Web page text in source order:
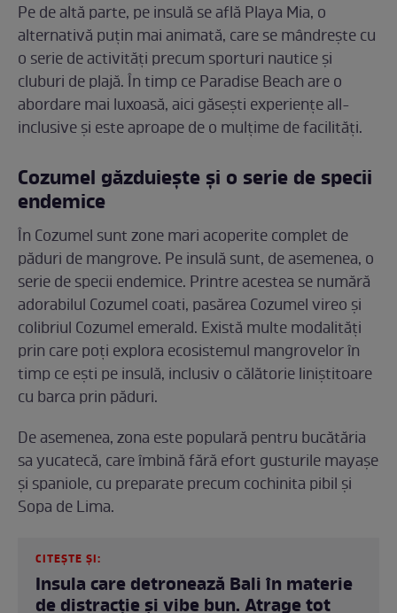
Pe de altă parte, pe insulă se află Playa Mia, o
alternativă puțin mai animată, care se mândrește cu
o serie de activități precum sporturi nautice și
cluburi de plajă. În timp ce Paradise Beach are o
abordare mai luxoasă, aici găsești experiențe all-
inclusive și este aproape de o mulțime de facilități.
Cozumel găzduiește și o serie de specii
endemice
În Cozumel sunt zone mari acoperite complet de
păduri de mangrove. Pe insulă sunt, de asemenea, o
serie de specii endemice. Printre acestea se numără
adorabilul Cozumel coati, pasărea Cozumel vireo și
colibriul Cozumel emerald. Există multe modalități
prin care poți explora ecosistemul mangrovelor în
timp ce ești pe insulă, inclusiv o călătorie liniștitoare
cu barca prin păduri.
De asemenea, zona este populară pentru bucătăria
sa yucatecă, care îmbină fără efort gusturile mayașe
și spaniole, cu preparate precum cochinita pibil și
Sopa de Lima.
CITEȘTE ȘI:
Insula care detronează Bali în materie
de distracție și vibe bun. Atrage tot